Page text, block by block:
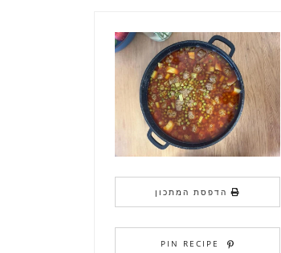
הדפסת המתכון
PIN RECIPE